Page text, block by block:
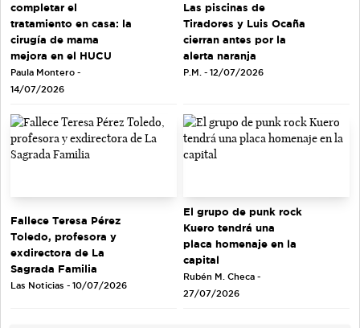
completar el
tratamiento en casa: la
cirugía de mama
mejora en el HUCU
Paula Montero -
14/07/2026
Las piscinas de
Tiradores y Luis Ocaña
cierran antes por la
alerta naranja
P.M. - 12/07/2026
Fallece Teresa Pérez
Toledo, profesora y
exdirectora de La
Sagrada Familia
Las Noticias - 10/07/2026
El grupo de punk rock
Kuero tendrá una
placa homenaje en la
capital
Rubén M. Checa -
27/07/2026